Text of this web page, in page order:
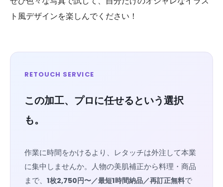
ト風デザインを楽しんでください！
RETOUCH SERVICE
この加工、プロに任せるという選択
も。
作業に時間をかけるより、レタッチは外注して本業
に集中しませんか。人物の美肌補正から料理・商品
まで、 1枚2,750円〜／最短1時間納品／再訂正無料で